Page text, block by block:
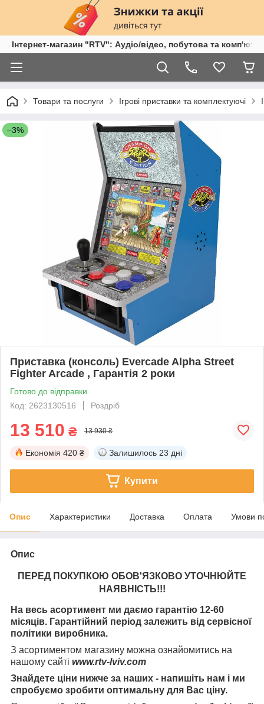
Інтернет-магазин "RTV": Аудіо/відео, побутова та
Товари та послуги Ігрові приставки та комплектуючі
–3%
Приставка (консоль) Evercade Alpha Street
Fighter Arcade , Гарантія 2 роки
Готово до відправки
Код: 2623130516
Роздріб
13 510 ₴ 13 930 ₴
Економія 420 ₴ Залишилось 23 дні
Купити
Опис Характеристики Доставка Оплата Умови
Опис
ПЕРЕД ПОКУПКОЮ ОБОВ'ЯЗКОВО УТОЧНЮЙТЕ
НАЯВНІСТЬ!!!
На весь асортимент ми даємо гарантію 12-60
місяців. Гарантійний період залежить від сервісної
політики виробника.
З асортиментом магазину можна ознайомитись на
нашому сайті www.rtv-lviv.com
Знайдете ціни нижче за наших - напишіть нам і ми
спробуємо зробити оптимальну для Вас ціну.